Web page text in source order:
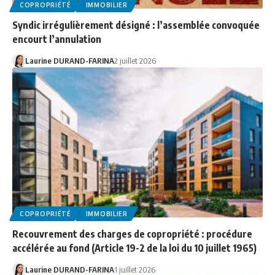
COPROPRIÉTÉ IMMOBILIER
Syndic irrégulièrement désigné : l’assemblée convoquée
encourt l’annulation
Laurine DURAND-FARINA2 juillet 2026
COPROPRIÉTÉ IMMOBILIER
Recouvrement des charges de copropriété : procédure
accélérée au fond (Article 19-2 de la loi du 10 juillet 1965)
Laurine DURAND-FARINA1 juillet 2026